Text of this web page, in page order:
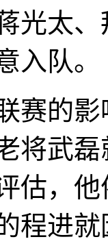
光太
入队。
赛的
将武
估，
程进